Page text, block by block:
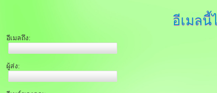
อีเมลนี้
อีเมลถึง:
ผู้ส่ง: